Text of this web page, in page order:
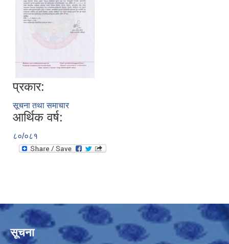
प्रकार:
सूचना तथा समाचार
आर्थिक वर्ष:
८०/०८१
सूचना